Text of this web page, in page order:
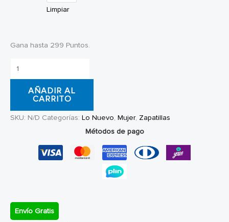
Limpiar
Gana hasta 299 Puntos.
Zapatillas
Mujer
Converse
Taylor
AÑADIR AL
CARRITO
SKU: N/D Categorías: Lo Nuevo, Mujer, Zapatillas
Métodos de pago
Envío Gratis